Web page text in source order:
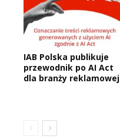
IAB Polska publikuje
przewodnik po AI Act
dla branży reklamowej